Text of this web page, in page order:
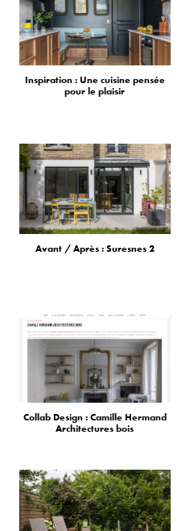
Inspiration : Une cuisine pensée
pour le plaisir
Avant / Après : Suresnes 2
Collab Design : Camille Hermand
Architectures bois